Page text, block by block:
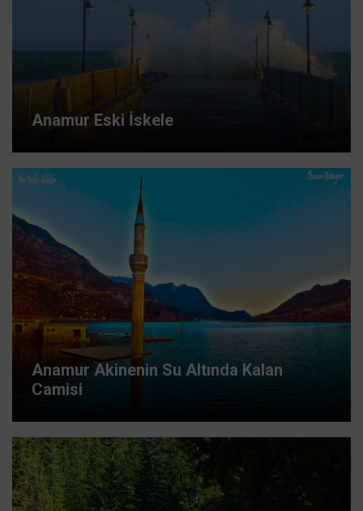
Anamur Eski İskele
Anamur Akinenin Su Altında Kalan
Camisi